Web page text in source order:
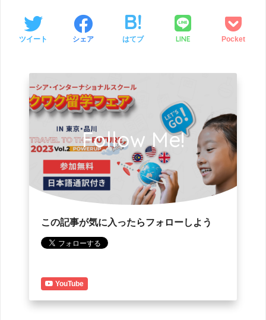
ツイート シェア はてブ LINE Pocket
Follow Me!
この記事が気に入ったらフォローしよう
YouTube